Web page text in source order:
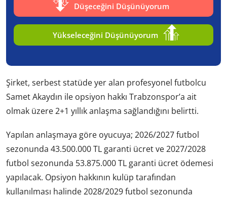
Düşeceğini Düşünüyorum
Yükseleceğini Düşünüyorum
Şirket, serbest statüde yer alan profesyonel futbolcu
Samet Akaydın ile opsiyon hakkı Trabzonspor’a ait
olmak üzere 2+1 yıllık anlaşma sağlandığını belirtti.
Yapılan anlaşmaya göre oyucuya; 2026/2027 futbol
sezonunda 43.500.000 TL garanti ücret ve 2027/2028
futbol sezonunda 53.875.000 TL garanti ücret ödemesi
yapılacak. Opsiyon hakkının kulüp tarafından
kullanılması halinde 2028/2029 futbol sezonunda